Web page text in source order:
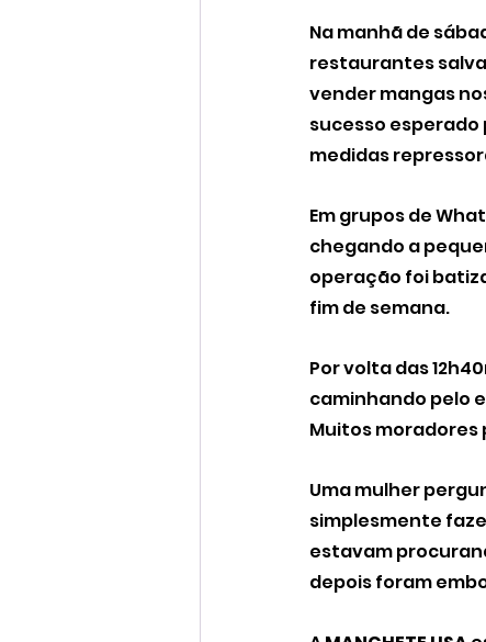
Na manhã de
restaurantes
vender mangas
sucesso
medidas
Em grupos de
chegando a
operação foi
fim de semana.
Por volta das
caminhando pelo
Muitos moradores
Uma mulher
simplesmente
estavam
depois foram